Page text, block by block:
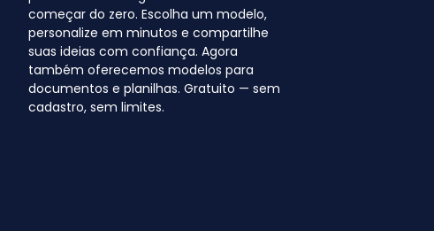
começar do zero. Escolha um modelo,
personalize em minutos e compartilhe
suas ideias com confiança. Agora
também oferecemos modelos para
documentos e planilhas. Gratuito — sem
cadastro, sem limites.